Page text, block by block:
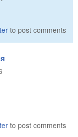
to post comments
to post comments